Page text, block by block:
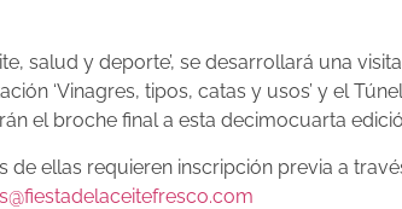
salud y deporte’, se desarrollará una
‘Vinagres, tipos, catas y usos’ y el
el broche final a esta decimocuarta
de ellas requieren inscripción previa a